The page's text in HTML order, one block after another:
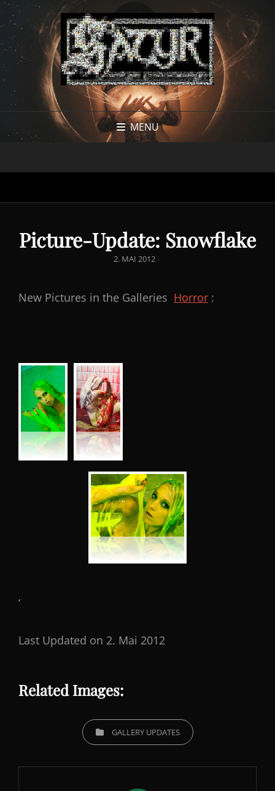
MENU
Picture-Update: Snowflake
POSTED
2. MAI 2012
New Pictures in the Galleries Horror :
‘
Last Updated on 2. Mai 2012
Related Images:
CATEGORIESGALLERY UPDATES